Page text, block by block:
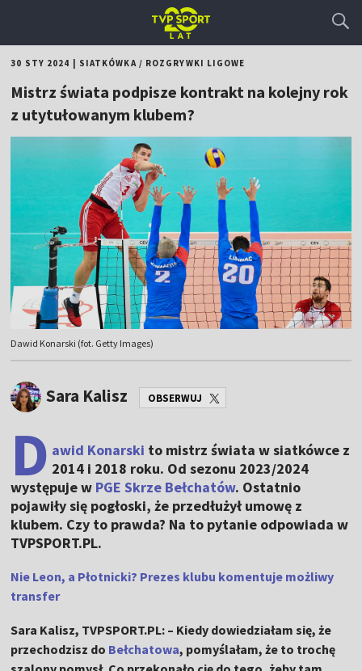
30 STY 2024 SIATKÓWKA/ ROZGRYWKI LIGOWE
Mistrz świata podpisze kontrakt na kolejny rok
z utytułowanym klubem?
Dawid Konarski (fot. Getty Images)
Sara Kalisz OBSERWUJ
D awid Konarski to mistrz świata w siatkówce z
2014 i 2018 roku. Od sezonu 2023/2024
występuje w PGE Skrze Bełchatów. Ostatnio
pojawiły się pogłoski, że przedłużył umowę z
klubem. Czy to prawda? Na to pytanie odpowiada w
TVPSPORT.PL.
Nie Leon, a Płotnicki? Prezes klubu komentuje możliwy
transfer
Sara Kalisz, TVPSPORT.PL: – Kiedy dowiedziałam się, że
przechodzisz do Bełchatowa, pomyślałam, że to trochę